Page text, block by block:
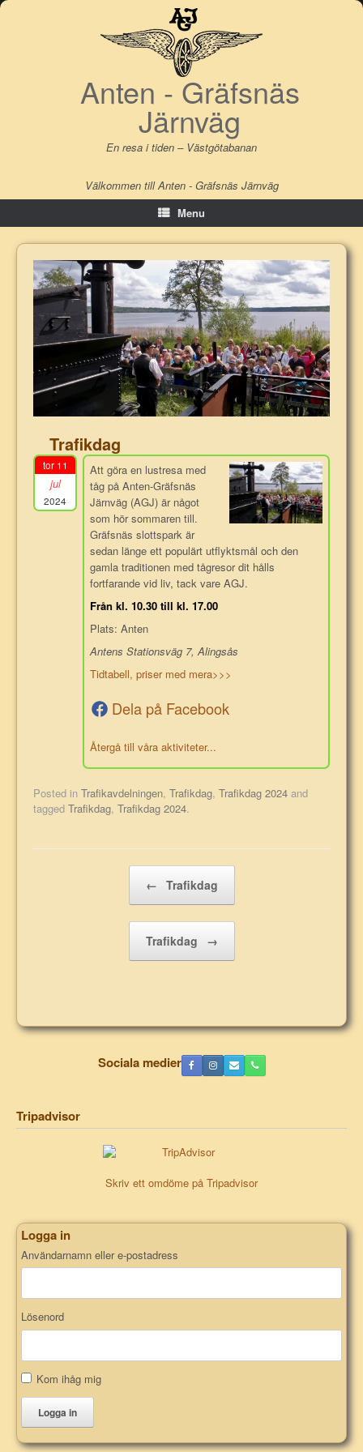
Skip
Anten - Gräfsnäs
Järnväg
En resa i tiden – Västgötabanan
Välkommen till Anten - Gräfsnäs Järnväg
Menu
Trafikdag
tor 11
jul
2024
Att göra en lustresa med
tåg på Anten-Gräfsnäs
Järnväg (AGJ) är något
som hör sommaren till.
Gräfsnäs slottspark är
sedan länge ett populärt utflyktsmål och den
gamla traditionen med tågresor dit hålls
fortfarande vid liv, tack vare AGJ.
Från kl. 10.30 till kl. 17.00
Plats: Anten
Antens Stationsväg 7, Alingsås
Tidtabell, priser med mera>>>
Dela på Facebook
Återgå till våra aktiviteter...
Posted in Trafikavdelningen, Trafikdag, Trafikdag 2024 and
tagged Trafikdag, Trafikdag 2024.
← Trafikdag
Trafikdag →
Sociala medier
Tripadvisor
Skriv ett omdöme på Tripadvisor
Logga in
Användarnamn eller e-postadress
Lösenord
Kom ihåg mig
Logga in